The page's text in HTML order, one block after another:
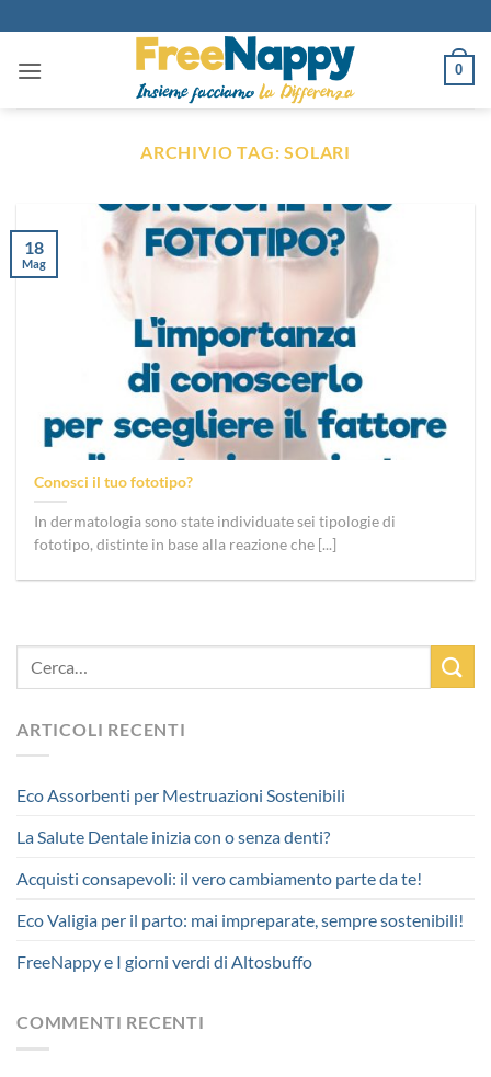
contenuti
0
ARCHIVIO TAG:SOLARI
ARTICOLI RECENTI
Eco Assorbenti per Mestruazioni Sostenibili
La Salute Dentale inizia con o senza denti?
Acquisti consapevoli: il vero cambiamento parte da te!
Eco Valigia per il parto: mai impreparate, sempre sostenibili!
FreeNappy e I giorni verdi di Altosbuffo
COMMENTI RECENTI
Conosci il tuo fototipo?
In dermatologia sono state individuate sei tipologie di
fototipo, distinte in base alla reazione che [...]
18
Mag